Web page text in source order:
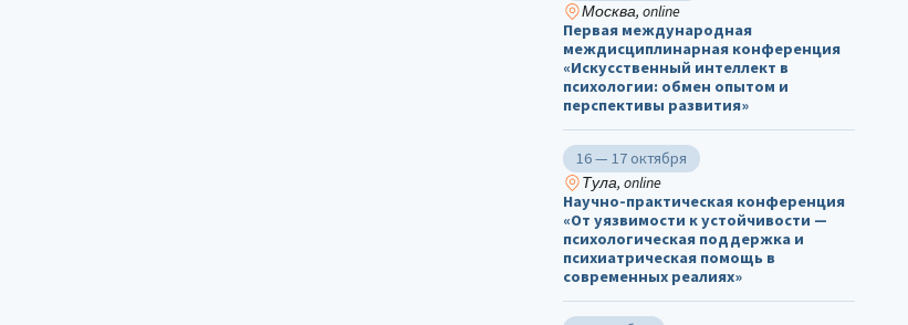
Москва, online
Первая международная
междисциплинарная конференция
«Искусственный интеллект в
психологии: обмен опытом и
перспективы развития»
16 — 17 октября
Тула, online
Научно-практическая конференция
«От уязвимости к устойчивости —
психологическая поддержка и
психиатрическая помощь в
современных реалиях»